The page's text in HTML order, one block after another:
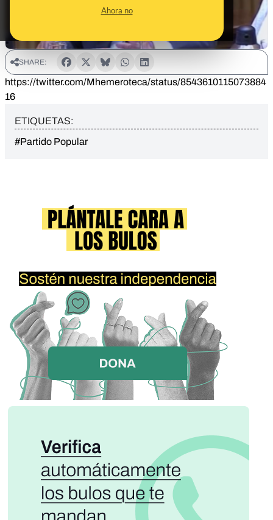
Ahora no
SHARE:
https://twitter.com/Mhemeroteca/status/8543610115073884
16
ETIQUETAS:
#Partido Popular